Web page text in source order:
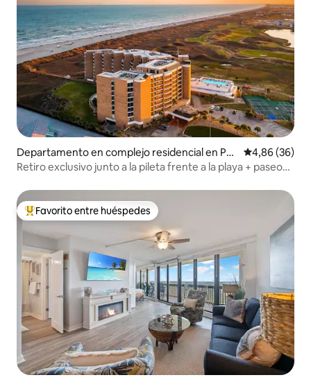
Departamento en complejo residencial en Por
t Aransas
Calificación
4,86 (36)
Retiro exclusivo junto a la pileta frente a la playa + paseo
Favorito entre los huéspedes más destacados
Favorito entre huéspedes